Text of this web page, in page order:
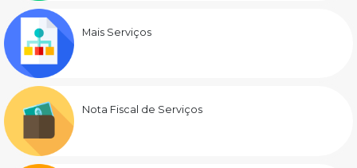
Mais Serviços
Nota Fiscal de Serviços